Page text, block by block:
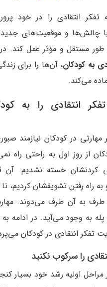
تفکر انتقادی را در خود
چالش‌ها و موقعیت‌های جدید
مستقل و مؤثر عمل کند.
به کودکان، آن‌ها را برای
می‌کند.
انتقادی را به
در کودکان نیازمند
از روز اول به راحتی راه
کردنشان خسته نشدیم. آن
راه رفتن تشویقشان کردیم،
طرف به آن طرف می‌دوند.
پله به وجود می‌آید. در ادامه
تفکر انتقادی در کودکان
مراحل اولیه رشد خود بسیار